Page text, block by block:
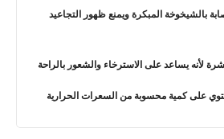
بالشيخوخة المبكرة ويمنع ظهور التجاعيد
لأنه يساعد على الاسترخاء والشعور بالراحة
على كمية محسوبة من السعرات الحرارية